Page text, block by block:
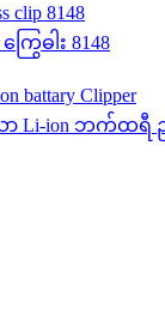
ေဓါး 8148
ော Li-ion ဘက်ထရီ